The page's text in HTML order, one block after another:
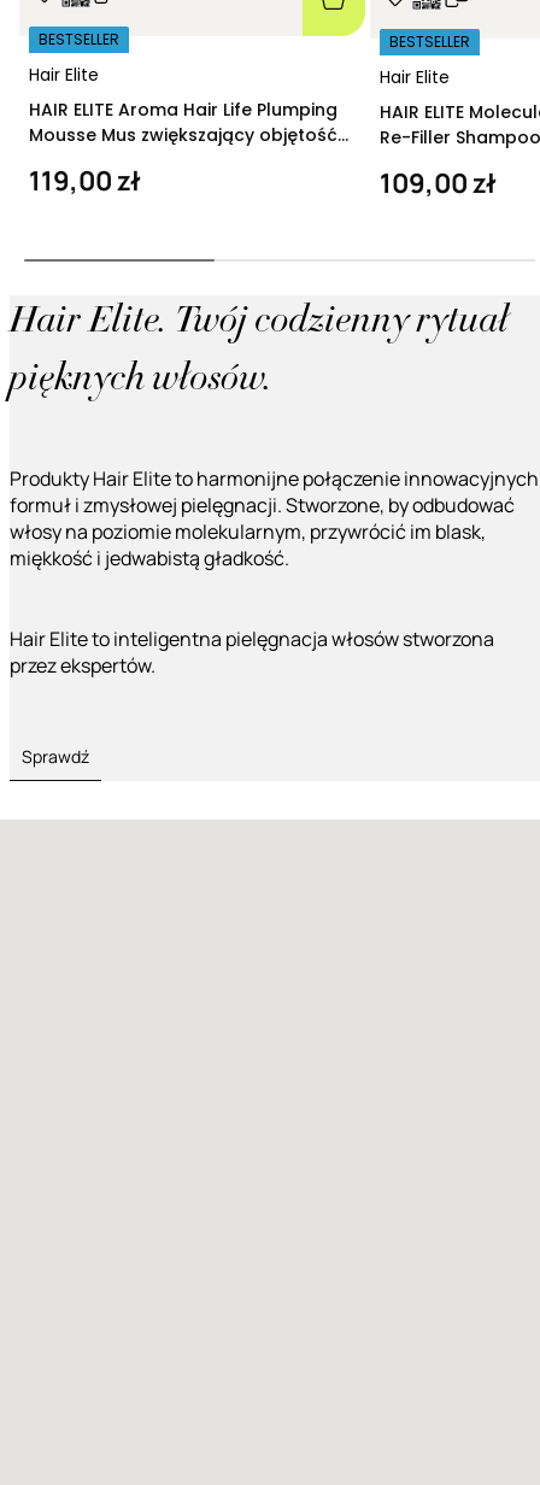
Hair Elite
BESTSELLER
HAIR ELITE Aroma Hair Life Plumping
Mousse Mus zwiększający objętość
119,00 zł
Hair Elite
BESTSELLER
HAIR ELITE
Re-Filler
109,00 zł
Hair Elite. Twój codzienny rytuał
pięknych włosów.
Produkty Hair Elite to harmonijne połączenie innowacyjnych
formuł i zmysłowej pielęgnacji. Stworzone, by odbudować
włosy na poziomie molekularnym, przywrócić im blask,
miękkość i jedwabistą gładkość.
Hair Elite to inteligentna pielęgnacja włosów stworzona
przez ekspertów.
Sprawdź